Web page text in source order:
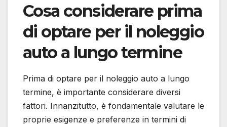
Cosa considerare prima
di optare per il noleggio
auto a lungo termine
Prima di optare per il noleggio auto a lungo
termine, è importante considerare diversi
fattori. Innanzitutto, è fondamentale valutare le
proprie esigenze e preferenze in termini di